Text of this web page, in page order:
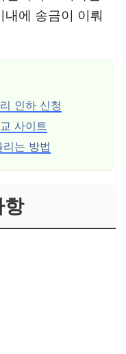
에 송금이 이뤄
인하 신청
사이트
는 방법
항